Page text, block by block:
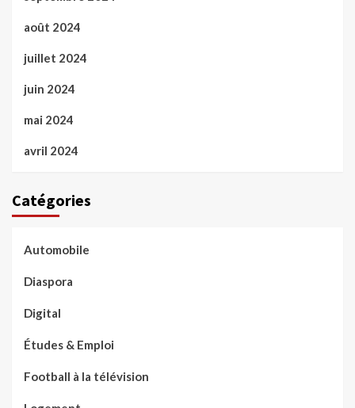
août 2024
juillet 2024
juin 2024
mai 2024
avril 2024
Catégories
Automobile
Diaspora
Digital
Études & Emploi
Football à la télévision